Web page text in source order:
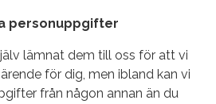
personuppgifter
lämnat dem till oss för att vi
för dig, men ibland kan vi
från någon annan än du